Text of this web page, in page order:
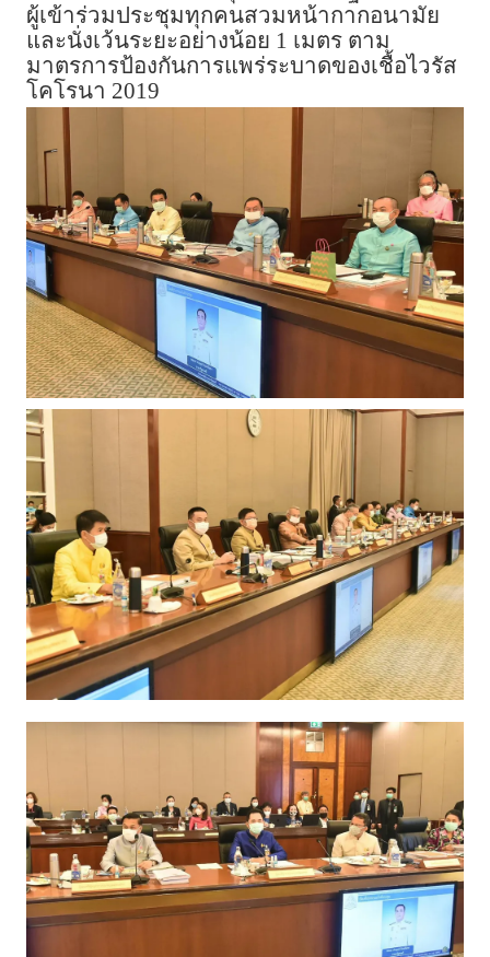
ผู้เข้าร่วมประชุมทุกคนสวมหน้ากากอนามัย
และนั่งเว้นระยะอย่างน้อย 1 เมตร ตาม
มาตรการป้องกันการแพร่ระบาดของเชื้อไวรัส
โคโรนา 2019